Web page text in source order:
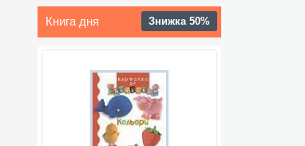
Книга дня Знижка 50%